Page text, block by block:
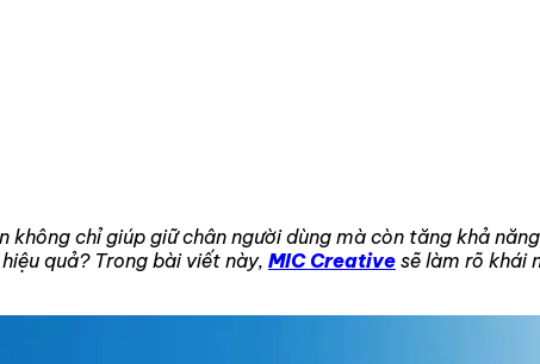
chỉ giúp giữ chân người dùng mà còn tăng khả
quả? Trong bài viết này, MIC Creative sẽ làm rõ khái